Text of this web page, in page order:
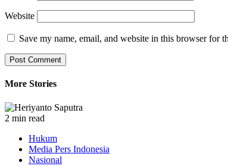
Website
Save my name, email, and website in this browser for
More Stories
2 min read
Hukum
Media Pers Indonesia
Nasional